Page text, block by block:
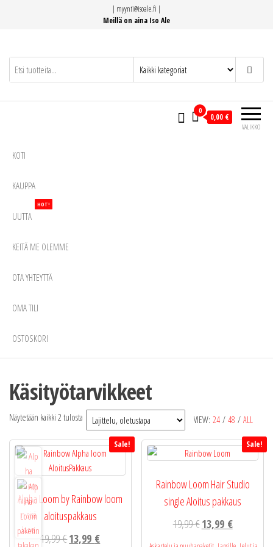
| myynti@isoale.fi |
Meillä on aina Iso Ale
VALIKKO
0
0,00 €
KOTI
KAUPPA
UUTTA
HOT!
KEITÄ ME OLEMME
OTA YHTEYTTÄ
OMA TILI
OSTOSKORI
Käsityötarvikkeet
VIEW: 24 / 48 / ALL
Näytetään kaikki 2 tulosta
Sale!
Alpha Loom by Rainbow loom
aloituspakkaus
19,99€Alkuperäinen
13,99 €Nykyinen
Sale!
Rainbow Loom Hair Studio
single Aloitus pakkaus
19,99€Alkuperäinen
hinta
13,99 €Nykyinen
hinta